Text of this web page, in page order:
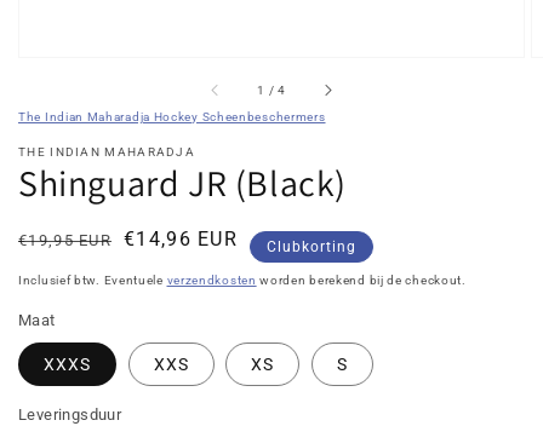
1 /van
4
The Indian Maharadja Hockey Scheenbeschermers
THE INDIAN MAHARADJA
Shinguard JR (Black)
Normale
€19,95 EUR
Kortingsprijs€14,96 EUR Clubkorting
Inclusief btw. Eventuele verzendkosten worden berekend bij de checkout.
Maat
XXXS XXS XS S
Leveringsduur